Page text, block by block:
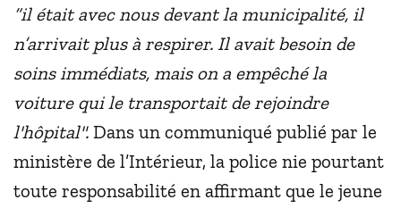
“il était avec nous devant la municipalité, il
n’arrivait plus à respirer. Il avait besoin de
soins immédiats, mais on a empêché la
voiture qui le transportait de rejoindre
l'hôpital". Dans un communiqué publié par le
ministère de l’Intérieur, la police nie pourtant
toute responsabilité en affirmant que le jeune